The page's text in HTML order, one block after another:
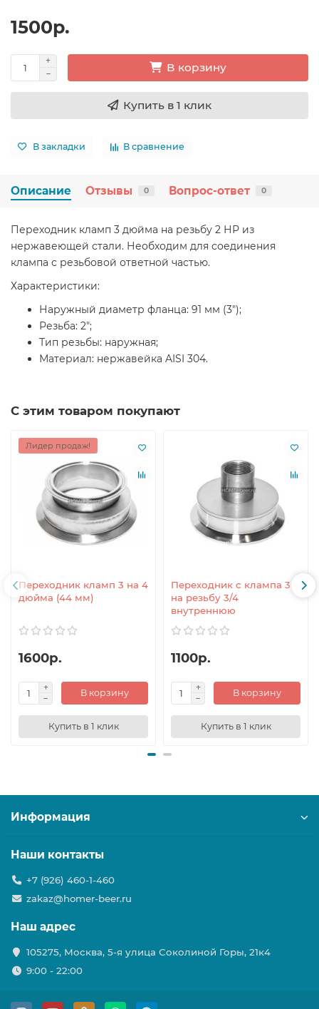
1500р.
В корзину
Купить в 1 клик
В закладки В сравнение
Описание Отзывы 0 Вопрос-ответ 0
Переходник кламп 3 дюйма на резьбу 2 НР из
нержавеющей стали. Необходим для соединения
клампа с резьбовой ответной частью.
Характеристики:
Наружный диаметр фланца: 91 мм (3");
Резьба: 2";
Тип резьбы: наружная;
Материал: нержавейка AISI 304.
С этим товаром покупают
Лидер продаж!
Переходник кламп 3 на 4
дюйма (44 мм)
1600р.
В корзину
Купить в 1 клик
Переходник с клампа 3
на резьбу 3/4
внутреннюю
1100р.
В корзину
Купить в 1 клик
Информация
Наши контакты
+7 (926) 460-1-460
zakaz@homer-beer.ru
Наш адрес
105275, Москва, 5-я улица Соколиной Горы, 21к4
9:00 - 22:00